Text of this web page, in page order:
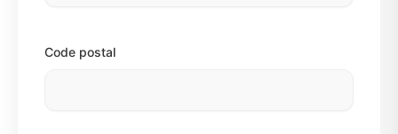
Code postal